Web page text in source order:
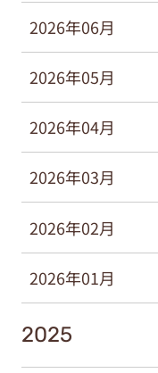
2026年06月
2026年05月
2026年04月
2026年03月
2026年02月
2026年01月
2025